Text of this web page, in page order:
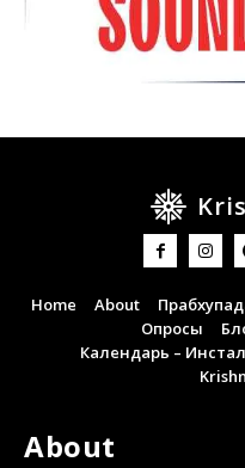
Home About
Опросы
Календарь –
About